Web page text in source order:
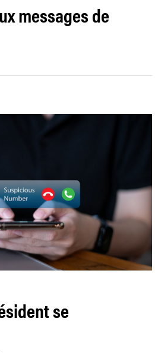
messages de
se